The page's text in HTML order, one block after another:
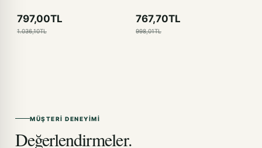
797,00TL
1.036,10TL
767,70TL
998,01TL
MÜŞTERI DENEYIMI
Değerlendirmeler.